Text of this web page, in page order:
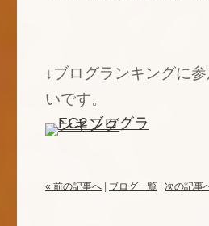
↓ブログランキングに
いです。
« 前の記事へ ブログ一覧 次の記事